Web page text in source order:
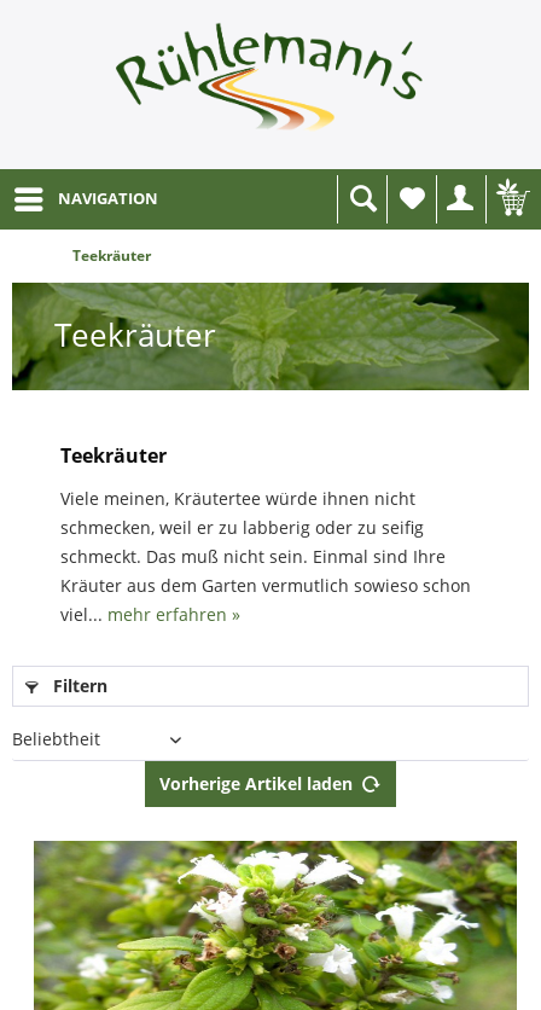
NAVIGATION
Wunschliste
Teekräuter
Teekräuter
Teekräuter
Viele meinen, Kräutertee würde ihnen nicht
schmecken, weil er zu labberig oder zu seifig
schmeckt. Das muß nicht sein. Einmal sind Ihre
Kräuter aus dem Garten vermutlich sowieso schon
viel... mehr erfahren »
Filtern
Vorherige Artikel laden